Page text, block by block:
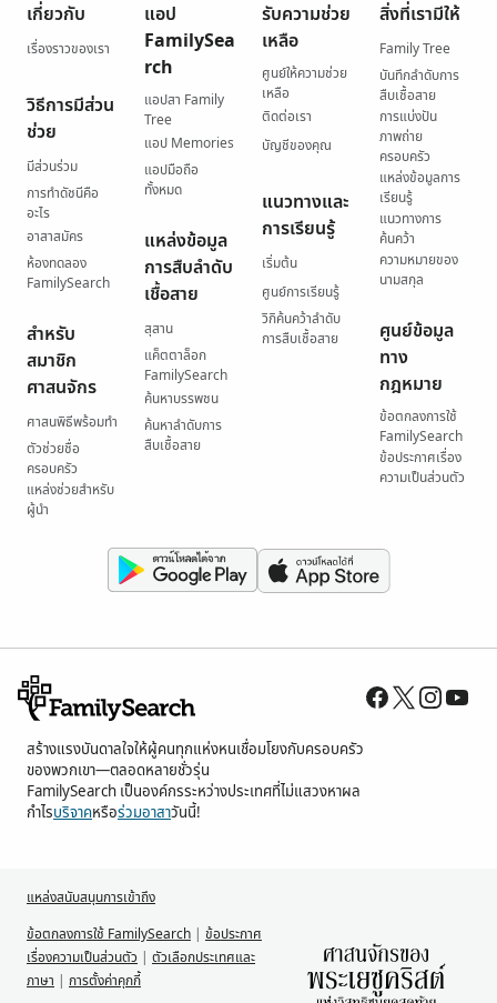
เกี่ยวกับ
เรื่องราวของเรา
วิธีการมีส่วน
ช่วย
มีส่วนร่วม
การทำดัชนีคือ
อะไร
อาสาสมัคร
ห้องทดลอง
FamilySearch
สำหรับ
สมาชิก
ศาสนจักร
ศาสนพิธีพร้อมทำ
ตัวช่วยชื่อ
ครอบครัว
แหล่งช่วยสำหรับ
ผู้นำ
แอป
FamilySea
rch
แอปสา Family
Tree
แอป Memories
แอปมือถือ
ทั้งหมด
แหล่งข้อมูล
การสืบลำดับ
เชื้อสาย
สุสาน
แค็ตตาล็อก
FamilySearch
ค้นหาบรรพชน
ค้นหาลำดับการ
สืบเชื้อสาย
รับความช่วย
เหลือ
ศูนย์ให้ความช่วย
เหลือ
ติดต่อเรา
บัญชีของคุณ
แนวทางและ
การเรียนรู้
เริ่มต้น
ศูนย์การเรียนรู้
วิกิค้นคว้าลำดับ
การสืบเชื้อสาย
สิ่งที่เรามีให้
Family Tree
บันทึกลำดับการ
สืบเชื้อสาย
การแบ่งปัน
ภาพถ่าย
ครอบครัว
แหล่งข้อมูลการ
เรียนรู้
แนวทางการ
ค้นคว้า
ความหมายของ
นามสกุล
ศูนย์ข้อมูล
ทาง
กฎหมาย
ข้อตกลงการใช้
FamilySearch
ข้อประกาศเรื่อง
ความเป็นส่วนตัว
สร้างแรงบันดาลใจให้ผู้คนทุกแห่งหนเชื่อมโยงกับครอบครัว
ของพวกเขา—ตลอดหลายชั่วรุ่น
FamilySearch เป็นองค์กรระหว่างประเทศที่ไม่แสวงหาผล
กำไรบริจาคหรือร่วมอาสาวันนี้!
แหล่งสนับสนุนการเข้าถึง
ข้อตกลงการใช้ FamilySearch | ข้อประกาศ
เรื่องความเป็นส่วนตัว | ตัวเลือกประเทศและ
ภาษา | การตั้งค่าคุกกี้